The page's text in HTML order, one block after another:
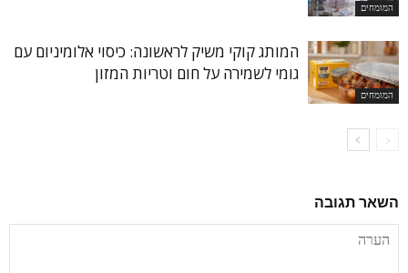
המומחים
המומחים
המותג קוקי משיק לראשונה: כיסוי אלומיניום עם
גומי לשמירה על חום וטריות המזון
השאר תגובה